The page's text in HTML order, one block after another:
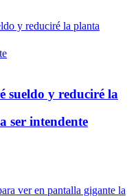
sueldo y reduciré la
ser intendente